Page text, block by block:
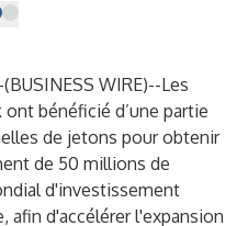
BUSINESS WIRE)--Les
bénéficié d’une partie
de jetons pour obtenir
de 50 millions de
d'investissement
afin d'accélérer l'expansion